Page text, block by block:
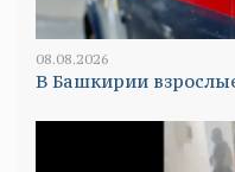
08.08.2026
В Башкирии